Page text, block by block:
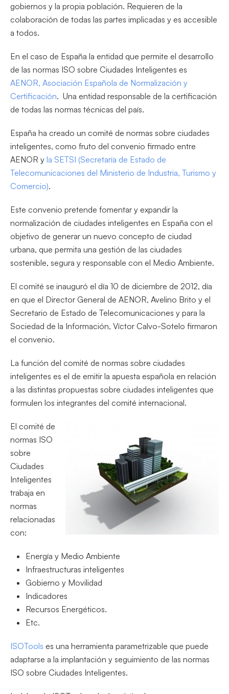
gobiernos y la propia población. Requieren de la
colaboración de todas las partes implicadas y es accesible
a todos.
En el caso de España la entidad que permite el desarrollo
de las normas ISO sobre Ciudades Inteligentes es
AENOR, Asociación Española de Normalización y
Certificación. Una entidad responsable de la certificación
de todas las normas técnicas del país.
España ha creado un comité de normas sobre ciudades
inteligentes, como fruto del convenio firmado entre
AENOR y la SETSI (Secretaría de Estado de
Telecomunicaciones del Ministerio de Industria, Turismo y
Comercio).
Este convenio pretende fomentar y expandir la
normalización de ciudades inteligentes en España con el
objetivo de generar un nuevo concepto de ciudad
urbana, que permita una gestión de las ciudades
sostenible, segura y responsable con el Medio Ambiente.
El comité se inauguró el día 10 de diciembre de 2012, día
en que el Director General de AENOR, Avelino Brito y el
Secretario de Estado de Telecomunicaciones y para la
Sociedad de la Información, Víctor Calvo-Sotelo firmaron
el convenio.
La función del comité de normas sobre ciudades
inteligentes es el de emitir la apuesta española en relación
a las distintas propuestas sobre ciudades inteligentes que
formulen los integrantes del comité internacional.
El comité de
normas ISO
sobre
Ciudades
Inteligentes
trabaja en
normas
relacionadas
con:
Energía y Medio Ambiente
Infraestructuras inteligentes
Gobierno y Movilidad
Indicadores
Recursos Energéticos.
Etc.
ISOTools es una herramienta parametrizable que puede
adaptarse a la implantación y seguimiento de las normas
ISO sobre Ciudades Inteligentes.